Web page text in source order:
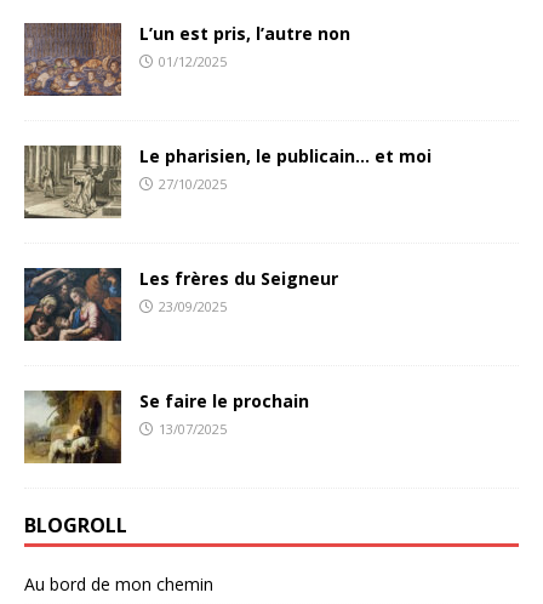
L’un est pris, l’autre non
01/12/2025
Le pharisien, le publicain… et moi
27/10/2025
Les frères du Seigneur
23/09/2025
Se faire le prochain
13/07/2025
BLOGROLL
Au bord de mon chemin